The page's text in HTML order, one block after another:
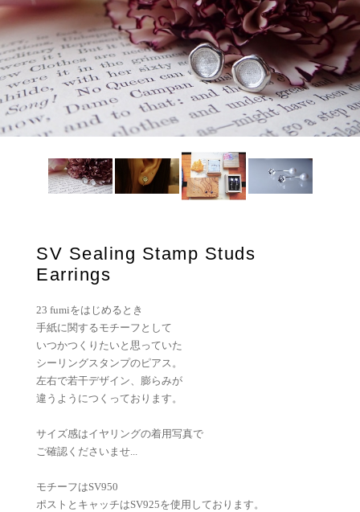
SV Sealing Stamp Studs
Earrings
23 fumiをはじめるとき
手紙に関するモチーフとして
いつかつくりたいと思っていた
シーリングスタンプのピアス。
左右で若干デザイン、膨らみが
違うようにつくっております。
サイズ感はイヤリングの着用写真で
ご確認くださいませ...
モチーフはSV950
ポストとキャッチはSV925を使用しております。